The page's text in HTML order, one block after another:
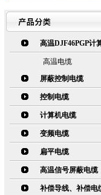
高温DJF46PGP计
高温电缆
屏蔽控制电缆
控制电缆
计算机电缆
变频电缆
扁平电缆
高温信号屏蔽电缆
补偿导线、补偿电